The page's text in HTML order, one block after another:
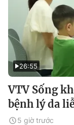
26:55
VTV Sống
bệnh lý da
5 giờ trước